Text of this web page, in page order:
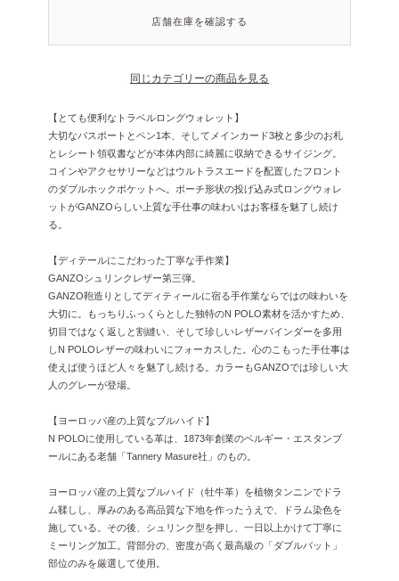
店舗在庫を確認する
同じカテゴリーの商品を見る
【とても便利なトラベルロングウォレット】
大切なパスポートとペン1本、そしてメインカード3枚と多少のお札
とレシート領収書などが本体内部に綺麗に収納できるサイジング。
コインやアクセサリーなどはウルトラスエードを配置したフロント
のダブルホックポケットへ。ポーチ形状の投げ込み式ロングウォレ
ットがGANZOらしい上質な手仕事の味わいはお客様を魅了し続け
る。
【ディテールにこだわった丁寧な手作業】
GANZOシュリンクレザー第三弾。
GANZO鞄造りとしてディティールに宿る手作業ならではの味わいを
大切に。もっちりふっくらとした独特のN POLO素材を活かすため、
切目ではなく返しと割縫い、そして珍しいレザーバインダーを多用
しN POLOレザーの味わいにフォーカスした。心のこもった手仕事は
使えば使うほど人々を魅了し続ける。カラーもGANZOでは珍しい大
人のグレーが登場。
【ヨーロッパ産の上質なブルハイド】
N POLOに使用している革は、1873年創業のベルギー・エスタンブ
ールにある老舗「Tannery Masure社」のもの。
ヨーロッパ産の上質なブルハイド（牡牛革）を植物タンニンでドラ
ム鞣しし、厚みのある高品質な下地を作ったうえで、ドラム染色を
施している。その後、シュリンク型を押し、一日以上かけて丁寧に
ミーリング加工。背部分の、密度が高く最高級の「ダブルバット」
部位のみを厳選して使用。